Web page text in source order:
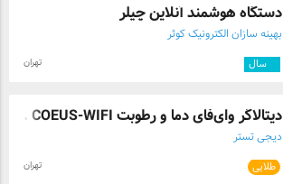
دستگاه هوشمند آنلاین چیلر
بهینه سازان الکترونیک کوثر
سال تهران
دیتالاگر وای‌فای دما و رطوبت COEUS-WIFI ...
دیجی تستر
طلایی تهران